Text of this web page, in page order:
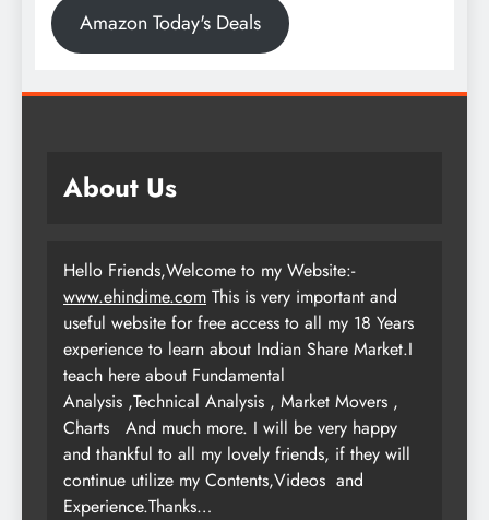
Amazon Today's Deals
About Us
Hello Friends,Welcome to my Website:-
www.ehindime.com This is very important and
useful website for free access to all my 18 Years
experience to learn about Indian Share Market.I
teach here about Fundamental
Analysis ,Technical Analysis , Market Movers ,
Charts
And much more. I will be very happy
and thankful to all my lovely friends, if they will
continue utilize my Contents,Videos and
Experience.Thanks…